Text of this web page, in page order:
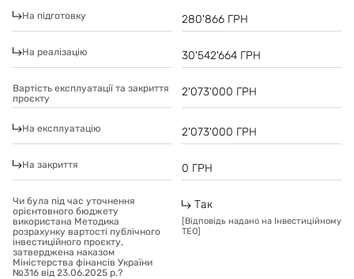
На підготовку 280'866 ГРН
На реалізацію 30'542'664 ГРН
Вартість експлуатації та закриття
проєкту
2'073'000 ГРН
На експлуатацію 2'073'000 ГРН
На закриття 0 ГРН
Чи була під час уточнення
орієнтовного бюджету
використана Методика
розрахунку вартості публічного
інвестиційного проєкту,
затверджена наказом
Міністерства фінансів України
№316 від 23.06.2025 р.?
Так
[Відповідь надано на Інвестиційному
ТЕО]